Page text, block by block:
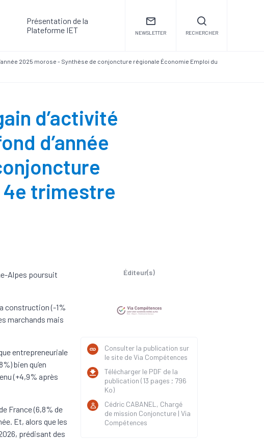
Présentation de la
Plateforme IET
NEWSLETTER RECHERCHER
2025 morose - Synthèse de conjoncture régionale Économie Emploi du
d’activité
d’année
4e trimestre
Alpes poursuit
construction (-1%
marchands mais
entrepreneuriale
bien qu’en
(+4,9% après
France (6,8% de
Et, alors que les
prédisant des
Éditeur(s)
Consulter la publication sur
le site de Via Compétences
Télécharger le PDF de la
publication (13 pages ; 796
Ko)
Cédric CABANEL, Chargé
de mission Conjoncture | Via
Compétences